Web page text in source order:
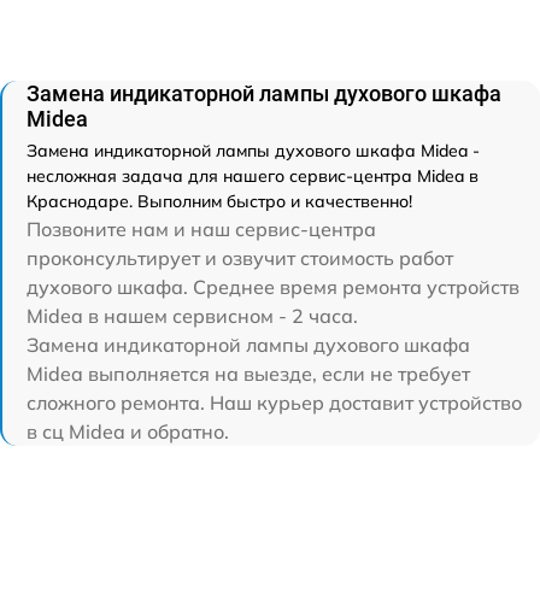
Замена индикаторной лампы духового шкафа
Midea
Замена индикаторной лампы духового шкафа Midea -
несложная задача для нашего сервис-центра Midea в
Краснодаре. Выполним быстро и качественно!
Позвоните нам и наш сервис-центра
проконсультирует и озвучит стоимость работ
духового шкафа. Среднее время ремонта устройств
Midea в нашем сервисном - 2 часа.
Замена индикаторной лампы духового шкафа
Midea выполняется на выезде, если не требует
сложного ремонта. Наш курьер доставит устройство
в сц Midea и обратно.